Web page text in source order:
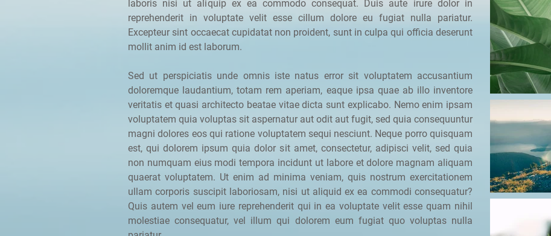
laboris nisi ut aliquip ex ea commodo consequat. Duis aute irure dolor in
reprehenderit in voluptate velit esse cillum dolore eu fugiat nulla pariatur.
Excepteur sint occaecat cupidatat non proident, sunt in culpa qui officia deserunt
mollit anim id est laborum.
Sed ut perspiciatis unde omnis iste natus error sit voluptatem accusantium
doloremque laudantium, totam rem aperiam, eaque ipsa quae ab illo inventore
veritatis et quasi architecto beatae vitae dicta sunt explicabo. Nemo enim ipsam
voluptatem quia voluptas sit aspernatur aut odit aut fugit, sed quia consequuntur
magni dolores eos qui ratione voluptatem sequi nesciunt. Neque porro quisquam
est, qui dolorem ipsum quia dolor sit amet, consectetur, adipisci velit, sed quia
non numquam eius modi tempora incidunt ut labore et dolore magnam aliquam
quaerat voluptatem. Ut enim ad minima veniam, quis nostrum exercitationem
ullam corporis suscipit laboriosam, nisi ut aliquid ex ea commodi consequatur?
Quis autem vel eum iure reprehenderit qui in ea voluptate velit esse quam nihil
molestiae consequatur, vel illum qui dolorem eum fugiat quo voluptas nulla